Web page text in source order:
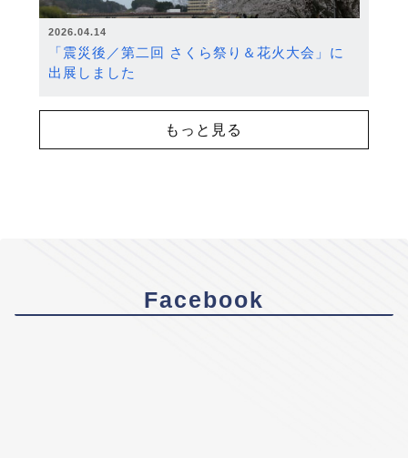
2026.04.14
「震災後／第二回 さくら祭り＆花火大会」に
出展しました
もっと見る
Facebook